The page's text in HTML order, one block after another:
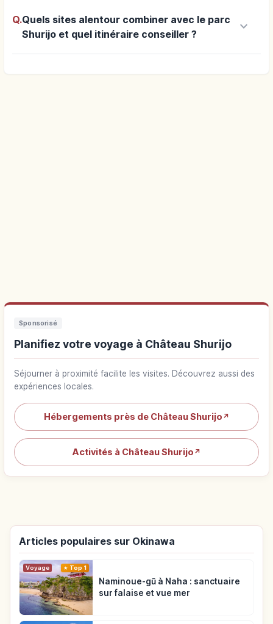
Q.Quels sites alentour combiner avec le parc
Shurijo et quel itinéraire conseiller ?
keyboard_arrow_down
Sponsorisé
Planifiez votre voyage à Château Shurijo
Séjourner à proximité facilite les visites. Découvrez aussi des
expériences locales.
Hébergements près de Château Shurijo ↗
Activités à Château Shurijo ↗
Articles populaires sur Okinawa
Voyage Top 1
Naminoue-gū à Naha : sanctuaire
sur falaise et vue mer